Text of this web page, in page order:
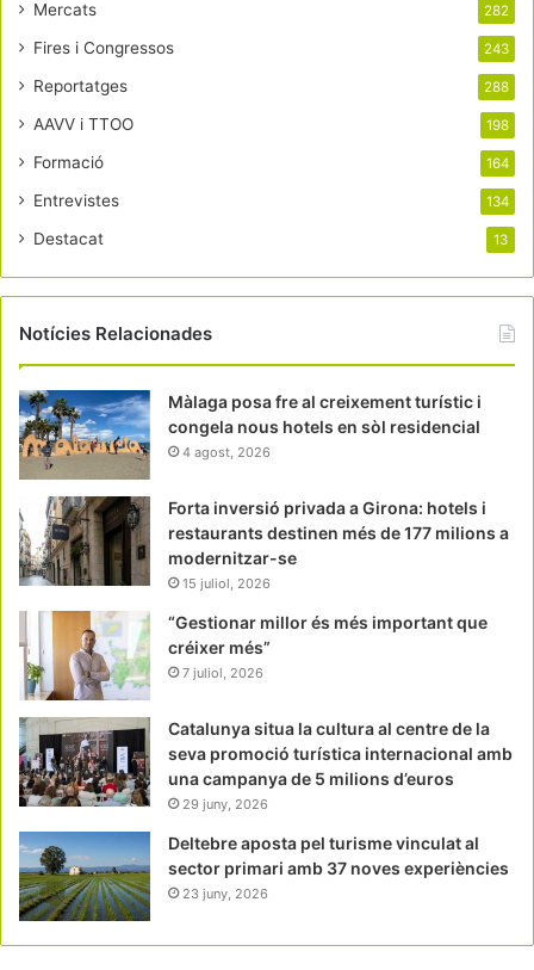
Mercats 282
Fires i Congressos 243
Reportatges 288
AAVV i TTOO 198
Formació 164
Entrevistes 134
Destacat 13
Notícies Relacionades
Màlaga posa fre al creixement turístic i
congela nous hotels en sòl residencial
4 agost, 2026
Forta inversió privada a Girona: hotels i
restaurants destinen més de 177 milions a
modernitzar-se
15 juliol, 2026
“Gestionar millor és més important que
créixer més”
7 juliol, 2026
Catalunya situa la cultura al centre de la
seva promoció turística internacional amb
una campanya de 5 milions d’euros
29 juny, 2026
Deltebre aposta pel turisme vinculat al
sector primari amb 37 noves experiències
23 juny, 2026